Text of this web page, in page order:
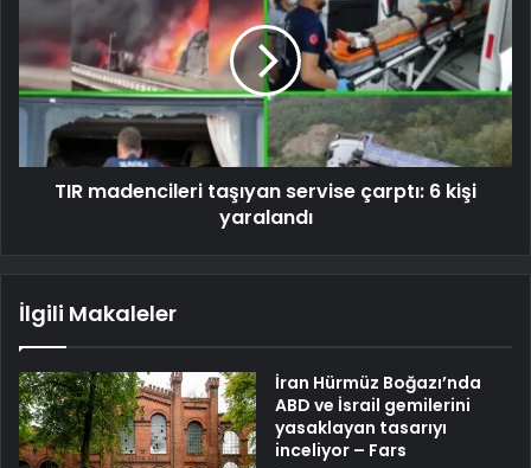
TIR madencileri taşıyan servise çarptı: 6 kişi
yaralandı
İlgili Makaleler
İran Hürmüz Boğazı’nda
ABD ve İsrail gemilerini
yasaklayan tasarıyı
inceliyor – Fars